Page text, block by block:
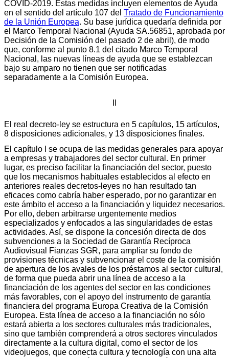
COVID-2019. Estas medidas incluyen elementos de Ayuda
en el sentido del artículo 107 del Tratado de Funcionamiento
de la Unión Europea. Su base jurídica quedaría definida por
el Marco Temporal Nacional (Ayuda SA.56851, aprobada por
Decisión de la Comisión del pasado 2 de abril), de modo
que, conforme al punto 8.1 del citado Marco Temporal
Nacional, las nuevas líneas de ayuda que se establezcan
bajo su amparo no tienen que ser notificadas
separadamente a la Comisión Europea.
El real decreto-ley se estructura en 5 capítulos, 15 artículos,
8 disposiciones adicionales, y 13 disposiciones finales.
El capítulo I se ocupa de las medidas generales para apoyar
a empresas y trabajadores del sector cultural. En primer
lugar, es preciso facilitar la financiación del sector, puesto
que los mecanismos habituales establecidos al efecto en
anteriores reales decretos-leyes no han resultado tan
eficaces como cabría haber esperado, por no garantizar en
este ámbito el acceso a la financiación y liquidez necesarios.
Por ello, deben arbitrarse urgentemente medios
especializados y enfocados a las singularidades de estas
actividades. Así, se dispone la concesión directa de dos
subvenciones a la Sociedad de Garantía Recíproca
Audiovisual Fianzas SGR, para ampliar su fondo de
provisiones técnicas y subvencionar el coste de la comisión
de apertura de los avales de los préstamos al sector cultural,
de forma que pueda abrir una línea de acceso a la
financiación de los agentes del sector en las condiciones
más favorables, con el apoyo del instrumento de garantía
financiera del programa Europa Creativa de la Comisión
Europea. Esta línea de acceso a la financiación no sólo
estará abierta a los sectores culturales más tradicionales,
sino que también comprenderá a otros sectores vinculados
directamente a la cultura digital, como el sector de los
videojuegos, que conecta cultura y tecnología con una alta